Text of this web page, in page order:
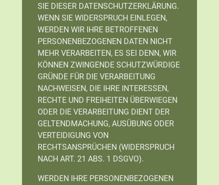
SIE DIESER DATENSCHUTZERKLÄRUNG.
WENN SIE WIDERSPRUCH EINLEGEN,
WERDEN WIR IHRE BETROFFENEN
PERSONENBEZOGENEN DATEN NICHT
MEHR VERARBEITEN, ES SEI DENN, WIR
KÖNNEN ZWINGENDE SCHUTZWÜRDIGE
GRÜNDE FÜR DIE VERARBEITUNG
NACHWEISEN, DIE IHRE INTERESSEN,
RECHTE UND FREIHEITEN ÜBERWIEGEN
ODER DIE VERARBEITUNG DIENT DER
GELTENDMACHUNG, AUSÜBUNG ODER
VERTEIDIGUNG VON
RECHTSANSPRÜCHEN (WIDERSPRUCH
NACH ART. 21 ABS. 1 DSGVO).
WERDEN IHRE PERSONENBEZOGENEN